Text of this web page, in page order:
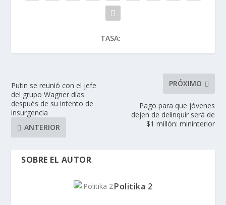
TASA:
Putin se reunió con el jefe
del grupo Wagner días
después de su intento de
insurgencia
ANTERIOR
PRÓXIMO
Pago para que jóvenes
dejen de delinquir será de
$1 millón: mininterior
SOBRE EL AUTOR
Politika 2